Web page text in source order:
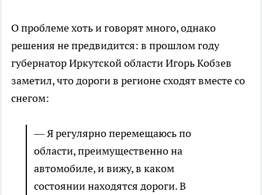
О проблеме хоть и говорят много, однако
решения не предвидится: в прошлом году
губернатор Иркутской области Игорь Кобзев
заметил, что дороги в регионе сходят вместе со
снегом:
— Я регулярно перемещаюсь по
области, преимущественно на
автомобиле, и вижу, в каком
состоянии находятся дороги. В